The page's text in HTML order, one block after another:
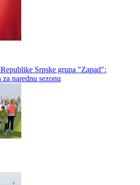
Srpske grupa "Zapad":
narednu sezonu